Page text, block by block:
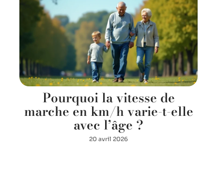
Pourquoi la vitesse de
marche en km/h varie-t-elle
avec l’âge ?
20 avril 2026